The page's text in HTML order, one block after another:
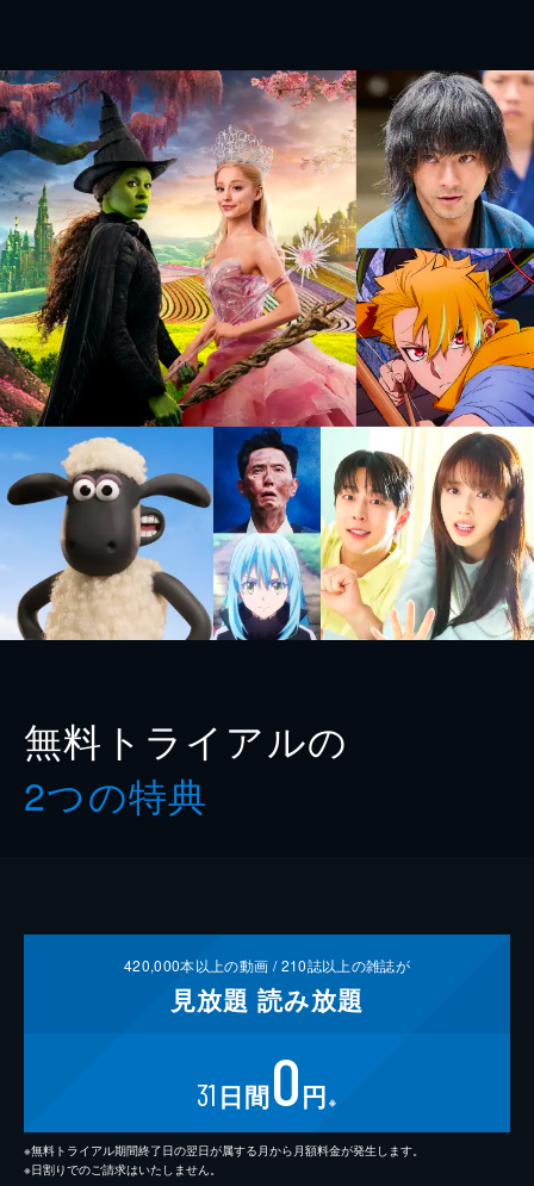
無料トライアルの
2つの特典
420,000本以上の動画 /210誌以上の雑誌が
見放題 読み放題
31 日間0円 ※
※無料トライアル期間終了日の翌日が属する月から月額料金が発生します。
※日割りでのご請求はいたしません。